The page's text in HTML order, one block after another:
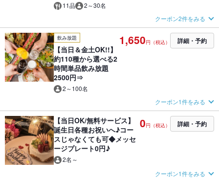
11品 2～30名
クーポン2件をみる
飲み放題
【当日＆金土OK!!】
約110種から選べる2
時間単品飲み放題
2500円⇒
2～100名
1,650円（税込） 詳細・予約
クーポン1件をみる
【当日OK/無料サービス】
誕生日各種お祝いへ♪コー
スじゃなくても可◆メッセ
ージプレート0円♪
2名～
0円（税込） 詳細・予約
クーポン1件をみる